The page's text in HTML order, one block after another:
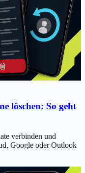
löschen: So geht
verbinden und
Google oder Outlook